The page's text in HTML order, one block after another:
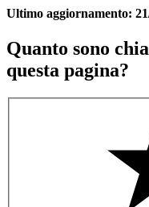
Ultimo aggiornamento:
Quanto sono
questa pagina?